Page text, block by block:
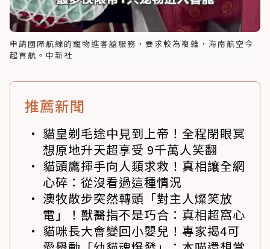
申請國際航線的寵物進客艙服務，要求較為複雜，海南航空今
起首航。中新社
推薦新聞
貓皇剃毛途中見到上帝！全程閉眼冥
想原地升天超享受 9千萬人笑翻
貓頭鷹揮手向人類求救！真相讓全網
心碎：從沒看過這種情況
澳牧散步突然轉頭「對主人燦笑放
電」！獸醫指不是巧合：真相超窩心
貓咪長大會變回小嬰兒！專家揭4可